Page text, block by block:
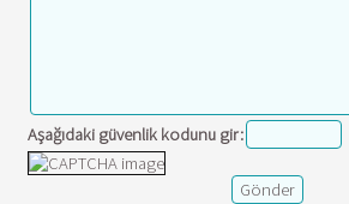
Aşağıdaki güvenlik kodunu gir: